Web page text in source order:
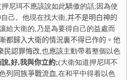
押尼珥不應該說如此驕傲的話;因為使
己。他現在找大衛,并不是明白神的
給大衛的,乃是為要得自己的益處而
都歸入大衛的情況裏不得已作的。他
民認罪悔改,也應該主動帶着整個以色
說,好,我與你立約;(大衛知道押尼珥不
列 同族爭戰流血,在和平中得着以色